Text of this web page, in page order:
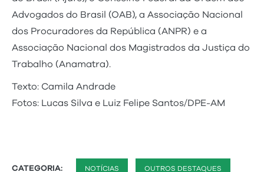
Advogados do Brasil (OAB), a Associação Nacional
dos Procuradores da República (ANPR) e a
Associação Nacional dos Magistrados da Justiça do
Trabalho (Anamatra).
Texto: Camila Andrade
Fotos: Lucas Silva e Luiz Felipe Santos/DPE-AM
CATEGORIA: NOTÍCIAS OUTROS DESTAQUES